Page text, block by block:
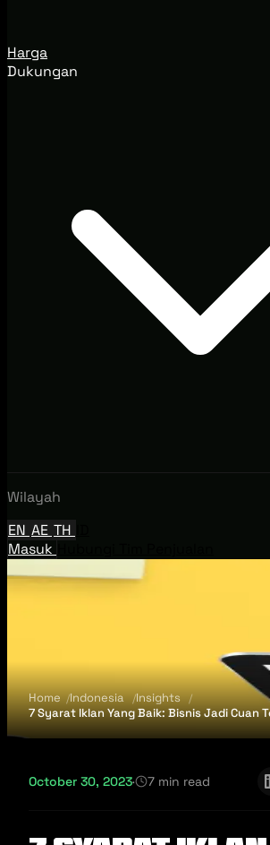
Harga
Dukungan
Wilayah
EN AE TH
Masuk
Home Indonesia
Insights
7 Syarat Iklan Yang Baik: Bisnis Jadi Cuan
October 30, 2023· 7 min read